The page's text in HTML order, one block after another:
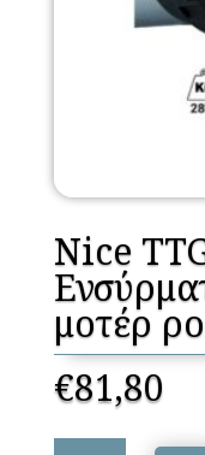
Nice
μοτέρ
€81,80